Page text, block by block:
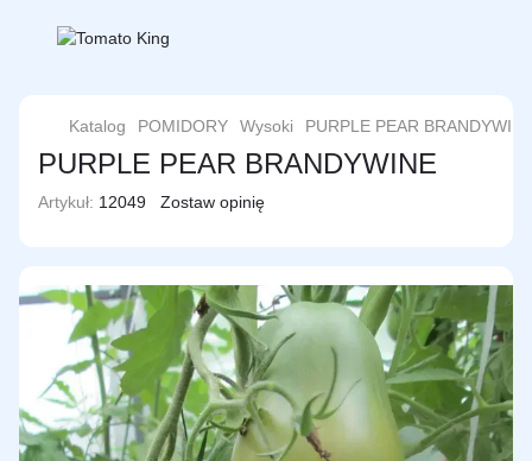
Katalog POMIDORY Wysoki PURPLE PEAR
PURPLE PEAR BRANDYWINE
Artykuł: 12049 Zostaw opinię